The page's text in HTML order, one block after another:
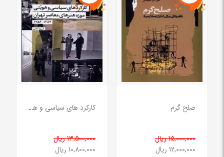
صلح گرم
15,000,000 ریال
12,000,000 ریال
کارکرد های سیاسی و هویتی موزه هنر های معاصر تهران 1356-1384
13,500,000 ریال
10,800,000 ریال